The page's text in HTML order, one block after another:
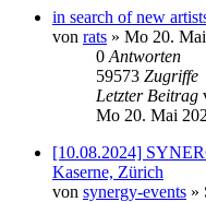
in search of new
von rats » Mo 20.
0 Antworten
59573 Zugriffe
Letzter Beitrag
Mo 20. Mai
[10.08.2024]
Kaserne, Zürich
von synergy-events »